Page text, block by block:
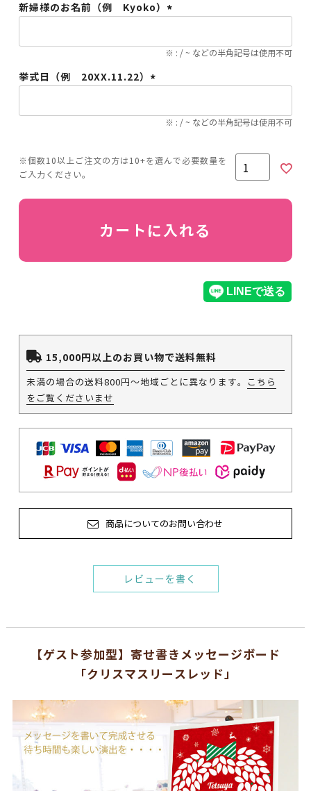
新婦様のお名前（例 Kyoko）
須)
※ : / ~ などの半角記号は使用不可
挙式日（例 20XX.11.22）
須)
※ : / ~ などの半角記号は使用不可
カートに入れる
15,000円以上のお買い物で送料無料
未満の場合の送料800円～地域ごとに異なります。
こちら
をご覧くださいませ
商品についてのお問い合わせ
レビューを書く
【ゲスト参加型】寄せ書きメッセージボード
「クリスマスリースレッド」